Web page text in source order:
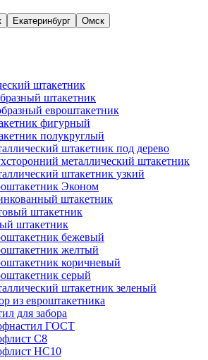
Екатеринбург Омск
штакетник
штакетник
евроштакетник
фигурный
полукруглый
штакетник под дерево
металлический штакетник
штакетник узкий
Эконом
штакетник
штакетник
штакетник
бежевый
желтый
коричневый
серый
штакетник зеленый
из евроштакетника
для забора
ГОСТ
С8
НС10